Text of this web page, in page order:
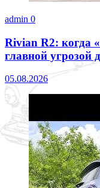
admin 0
Rivian R2: когда
главной угрозой
05.08.2026